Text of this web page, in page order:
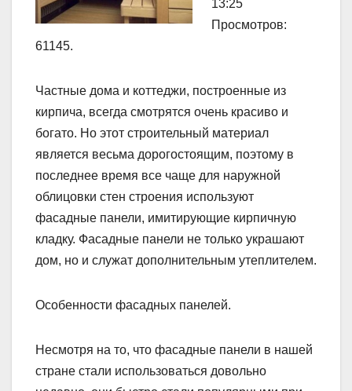
13:25
Просмотров:
61145.
Частные дома и коттеджи, построенные из
кирпича, всегда смотрятся очень красиво и
богато. Но этот строительный материал
является весьма дорогостоящим, поэтому в
последнее время все чаще для наружной
облицовки стен строения используют
фасадные панели, имитирующие кирпичную
кладку. Фасадные панели не только украшают
дом, но и служат дополнительным утеплителем.
Особенности фасадных панелей.
Несмотря на то, что фасадные панели в нашей
стране стали использоваться довольно